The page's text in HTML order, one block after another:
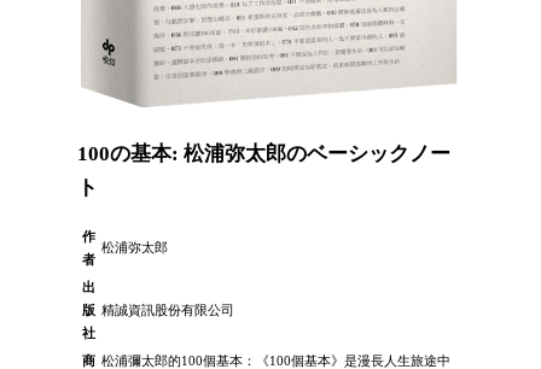
100の基本: 松浦弥太郎のベーシックノー
ト
作
者
松浦弥太郎
出
版
社
精誠資訊股份有限公司
商 松浦彌太郎的100個基本：《100個基本》是漫長人生旅途中